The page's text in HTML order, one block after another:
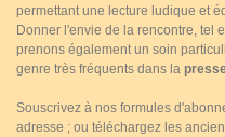
permettant une lecture ludique et
Donner l'envie de la rencontre, tel
prenons également un soin
genre très fréquents dans la
Souscrivez à nos formules
adresse ; ou téléchargez les